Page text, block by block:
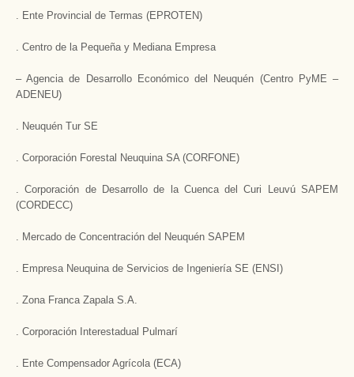
. Ente Provincial de Termas (EPROTEN)
. Centro de la Pequeña y Mediana Empresa
– Agencia de Desarrollo Económico del Neuquén (Centro PyME –
ADENEU)
. Neuquén Tur SE
. Corporación Forestal Neuquina SA (CORFONE)
. Corporación de Desarrollo de la Cuenca del Curi Leuvú SAPEM
(CORDECC)
. Mercado de Concentración del Neuquén SAPEM
. Empresa Neuquina de Servicios de Ingeniería SE (ENSI)
. Zona Franca Zapala S.A.
. Corporación Interestadual Pulmarí
. Ente Compensador Agrícola (ECA)